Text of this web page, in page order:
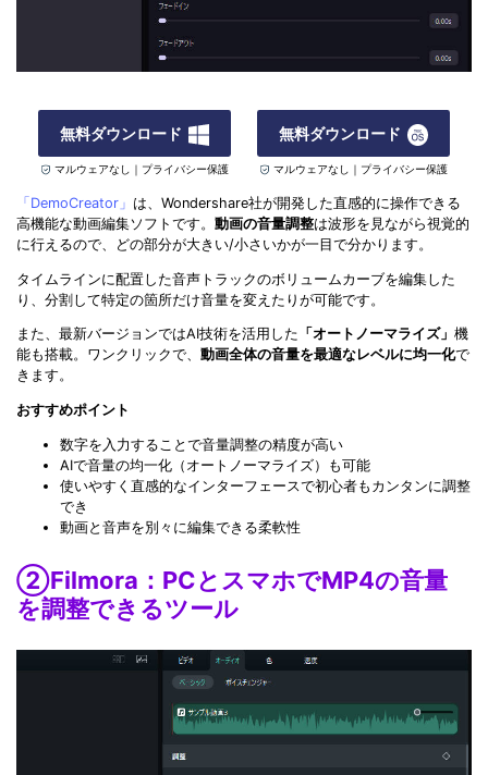
無料ダウンロード
マルウェアなし｜プライバシー保護
無料ダウンロード
マルウェアなし｜プライバシー保護
「DemoCreator」 は、Wondershare社が開発した直感的に操作できる
高機能な動画編集ソフトです。 動画の音量調整は波形を見ながら視覚的
に行えるので、どの部分が大きい/小さいかが一目で分かります。
タイムラインに配置した音声トラックのボリュームカーブを編集した
り、分割して特定の箇所だけ音量を変えたりが可能です。
また、最新バージョンではAI技術を活用した 「オートノーマライズ」 機
能も搭載。ワンクリックで、 動画全体の音量を最適なレベルに均一化で
きます。
おすすめポイント
数字を入力することで音量調整の精度が高い
AIで音量の均一化（オートノーマライズ）も可能
使いやすく直感的なインターフェースで初心者もカンタンに調整
でき
動画と音声を別々に編集できる柔軟性
②Filmora：PCとスマホでMP4の音量
を調整できるツール